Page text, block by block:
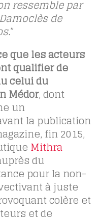
ressemble par
de
”
que les acteurs
qualifier de
celui du
Médor, dont
un
la publication
fin 2015,
Mithra
du
pour la non-
à juste
colère et
et de